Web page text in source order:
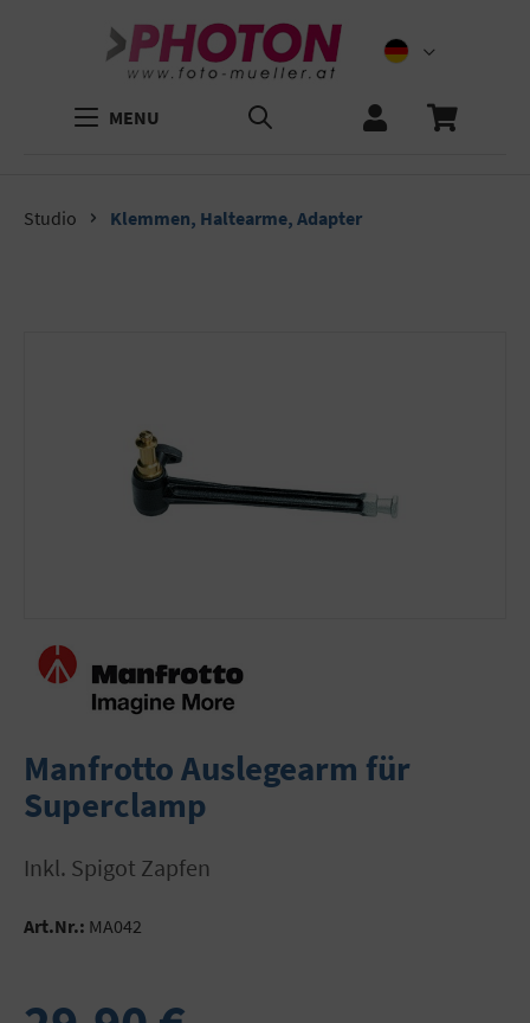
MENU
Studio Klemmen, Haltearme, Adapter
Manfrotto Auslegearm für
Superclamp
inkl. Spigot Zapfen
Art.Nr.: MA042